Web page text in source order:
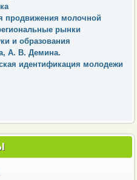
продвижения молочной
рынки
и образования
А. В. Демина.
идентификация молодежи